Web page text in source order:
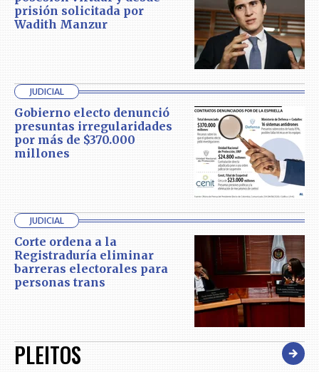
prisión solicitada por
Wadith Manzur
JUDICIAL
Gobierno electo denunció
presuntas irregularidades
por más de $370.000
millones
JUDICIAL
Corte ordena a la
Registraduría eliminar
barreras electorales para
personas trans
PLEITOS